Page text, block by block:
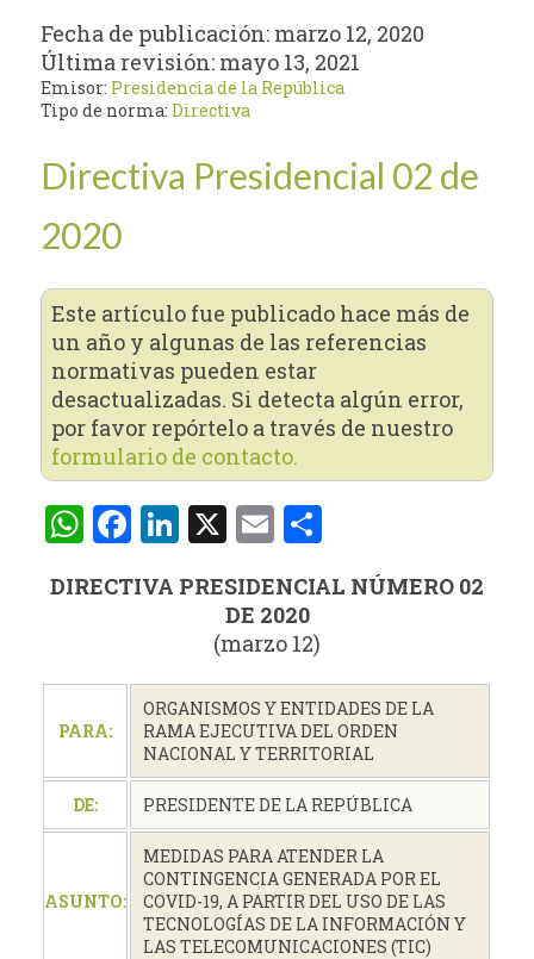
Fecha de publicación: marzo 12, 2020
Última revisión: mayo 13, 2021
Emisor: Presidencia de la República
Tipo de norma:Directiva
Directiva Presidencial 02 de
2020
Este artículo fue publicado hace más de
un año y algunas de las referencias
normativas pueden estar
desactualizadas. Si detecta algún error,
por favor repórtelo a través de nuestro
formulario de contacto.
WhatsApp
Facebook
LinkedIn
X Email
DIRECTIVA PRESIDENCIAL NÚMERO 02
DE 2020
(marzo 12)
PARA:
ORGANISMOS Y ENTIDADES DE LA
RAMA EJECUTIVA DEL ORDEN
NACIONAL Y TERRITORIAL
DE: PRESIDENTE DE LA REPÚBLICA
ASUNTO:
MEDIDAS PARA ATENDER LA
CONTINGENCIA GENERADA POR EL
COVID-19, A PARTIR DEL USO DE LAS
TECNOLOGÍAS DE LA INFORMACIÓN Y
LAS TELECOMUNICACIONES (TIC)